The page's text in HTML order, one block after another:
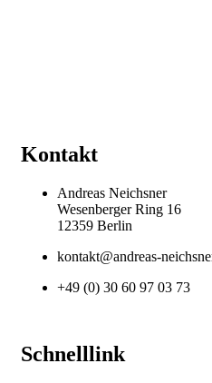
Kontakt
Andreas Neichsner
Wesenberger Ring 16
12359 Berlin
kontakt@andreas-
+49 (0) 30 60 97 03 73
Schnelllink